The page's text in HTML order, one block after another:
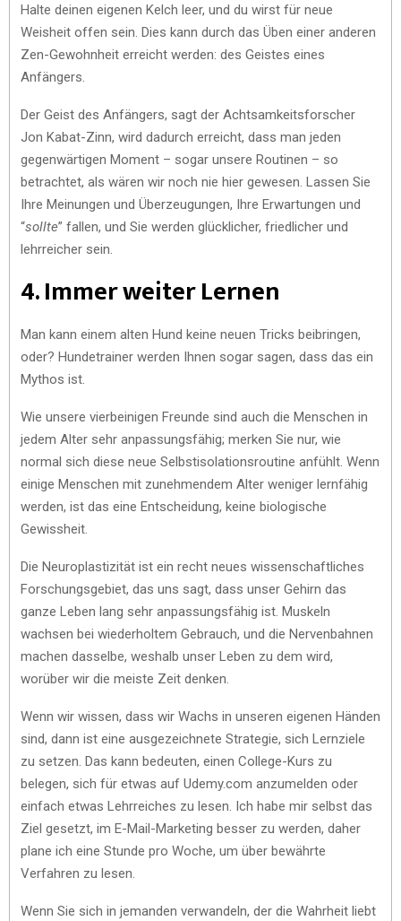
Halte deinen eigenen Kelch leer, und du wirst für neue
Weisheit offen sein. Dies kann durch das Üben einer anderen
Zen-Gewohnheit erreicht werden: des Geistes eines
Anfängers.
Der Geist des Anfängers, sagt der Achtsamkeitsforscher
Jon Kabat-Zinn, wird dadurch erreicht, dass man jeden
gegenwärtigen Moment – sogar unsere Routinen – so
betrachtet, als wären wir noch nie hier gewesen. Lassen Sie
Ihre Meinungen und Überzeugungen, Ihre Erwartungen und
“sollte” fallen, und Sie werden glücklicher, friedlicher und
lehrreicher sein.
4. Immer weiter Lernen
Man kann einem alten Hund keine neuen Tricks beibringen,
oder? Hundetrainer werden Ihnen sogar sagen, dass das ein
Mythos ist.
Wie unsere vierbeinigen Freunde sind auch die Menschen in
jedem Alter sehr anpassungsfähig; merken Sie nur, wie
normal sich diese neue Selbstisolationsroutine anfühlt. Wenn
einige Menschen mit zunehmendem Alter weniger lernfähig
werden, ist das eine Entscheidung, keine biologische
Gewissheit.
Die Neuroplastizität ist ein recht neues wissenschaftliches
Forschungsgebiet, das uns sagt, dass unser Gehirn das
ganze Leben lang sehr anpassungsfähig ist. Muskeln
wachsen bei wiederholtem Gebrauch, und die Nervenbahnen
machen dasselbe, weshalb unser Leben zu dem wird,
worüber wir die meiste Zeit denken.
Wenn wir wissen, dass wir Wachs in unseren eigenen Händen
sind, dann ist eine ausgezeichnete Strategie, sich Lernziele
zu setzen. Das kann bedeuten, einen College-Kurs zu
belegen, sich für etwas auf Udemy.com anzumelden oder
einfach etwas Lehrreiches zu lesen. Ich habe mir selbst das
Ziel gesetzt, im E-Mail-Marketing besser zu werden, daher
plane ich eine Stunde pro Woche, um über bewährte
Verfahren zu lesen.
Wenn Sie sich in jemanden verwandeln, der die Wahrheit liebt